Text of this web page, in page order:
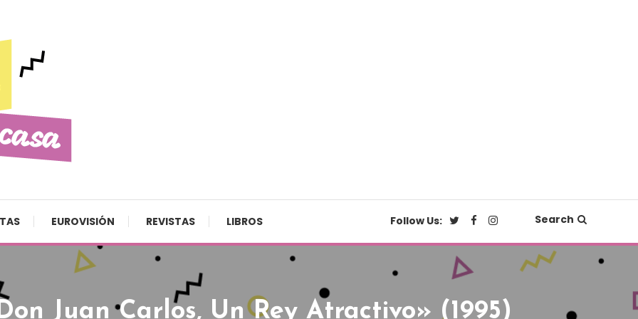
EUROVISIÓN REVISTAS LIBROS Follow Us: Search
Juan Carlos, Un Rey Atractivo» (1995)